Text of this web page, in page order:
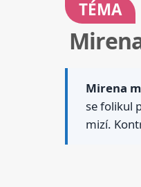
TÉMA
Mirena
se folikul
mizí.